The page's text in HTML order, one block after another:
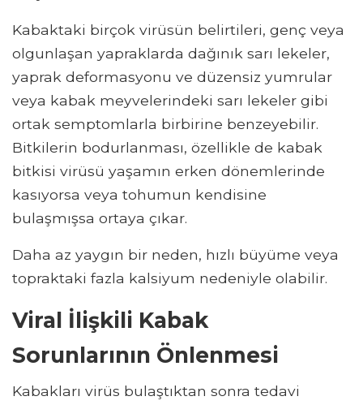
Kabaktaki birçok virüsün belirtileri, genç veya
olgunlaşan yapraklarda dağınık sarı lekeler,
yaprak deformasyonu ve düzensiz yumrular
veya kabak meyvelerindeki sarı lekeler gibi
ortak semptomlarla birbirine benzeyebilir.
Bitkilerin bodurlanması, özellikle de kabak
bitkisi virüsü yaşamın erken dönemlerinde
kasıyorsa veya tohumun kendisine
bulaşmışsa ortaya çıkar.
Daha az yaygın bir neden, hızlı büyüme veya
topraktaki fazla kalsiyum nedeniyle olabilir.
Viral İlişkili Kabak
Sorunlarının Önlenmesi
Kabakları virüs bulaştıktan sonra tedavi